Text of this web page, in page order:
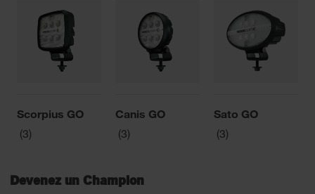
Scorpius GO
(3)
Canis GO
(3)
Sato GO
(3)
Devenez un Champion